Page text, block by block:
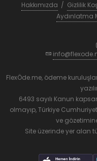
Hakkımızda / Gizlilik
Aydınlatma
FlexÖde.me, ödeme
6493 sayılı Kanun
olmayıp, Türkiye
ve
Site üzerinde yer alan